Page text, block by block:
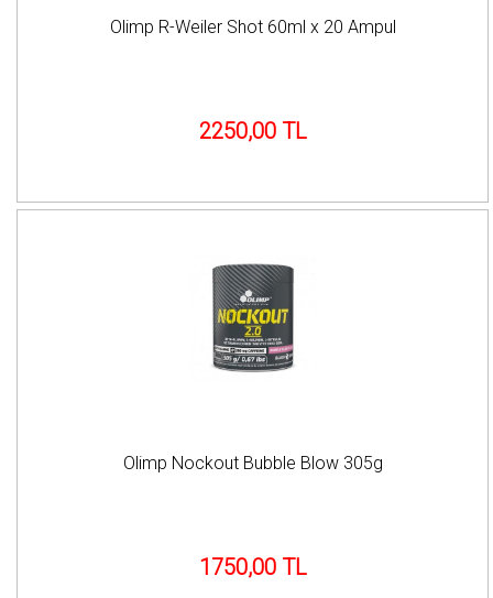
Olimp R-Weiler Shot 60ml x 20 Ampul
2250,00 TL
Olimp Nockout Bubble Blow 305g
1750,00 TL